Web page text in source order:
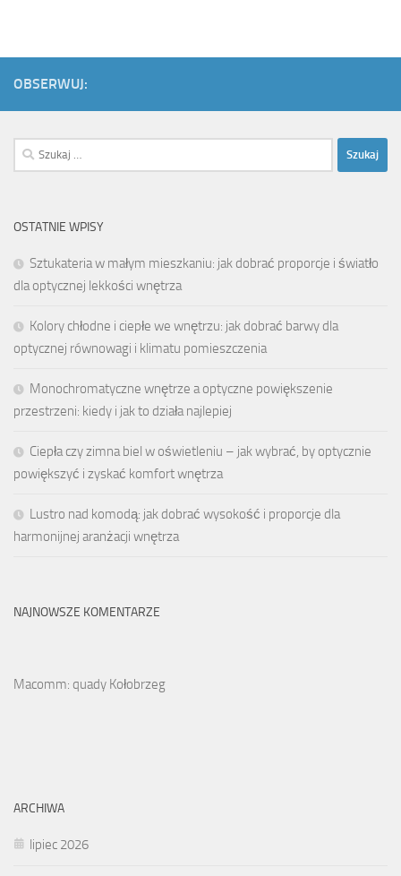
OBSERWUJ:
Szukaj:
OSTATNIE WPISY
Sztukateria w małym mieszkaniu: jak dobrać proporcje i światło
dla optycznej lekkości wnętrza
Kolory chłodne i ciepłe we wnętrzu: jak dobrać barwy dla
optycznej równowagi i klimatu pomieszczenia
Monochromatyczne wnętrze a optyczne powiększenie
przestrzeni: kiedy i jak to działa najlepiej
Ciepła czy zimna biel w oświetleniu – jak wybrać, by optycznie
powiększyć i zyskać komfort wnętrza
Lustro nad komodą: jak dobrać wysokość i proporcje dla
harmonijnej aranżacji wnętrza
NAJNOWSZE KOMENTARZE
Macomm: quady Kołobrzeg
ARCHIWA
lipiec 2026